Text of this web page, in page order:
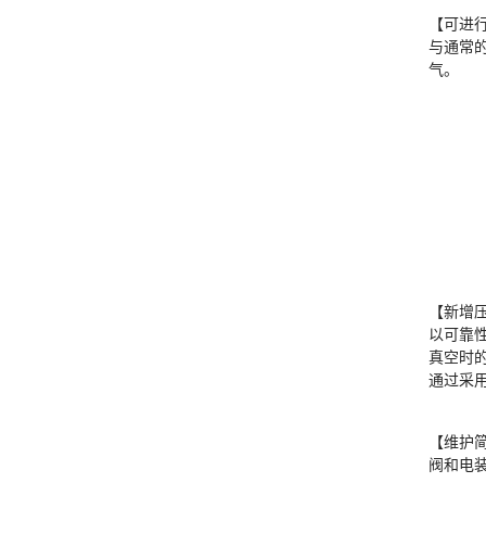
【可进
与通常
气。
【新增
以可靠
真空时
通过采
【维护
阀和电